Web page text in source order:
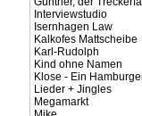
Interviewstudio
Isernhagen Law
Kalkofes Mattscheibe
Karl-Rudolph
Kind ohne Namen
Klose - Ein
Lieder + Jingles
Megamarkt